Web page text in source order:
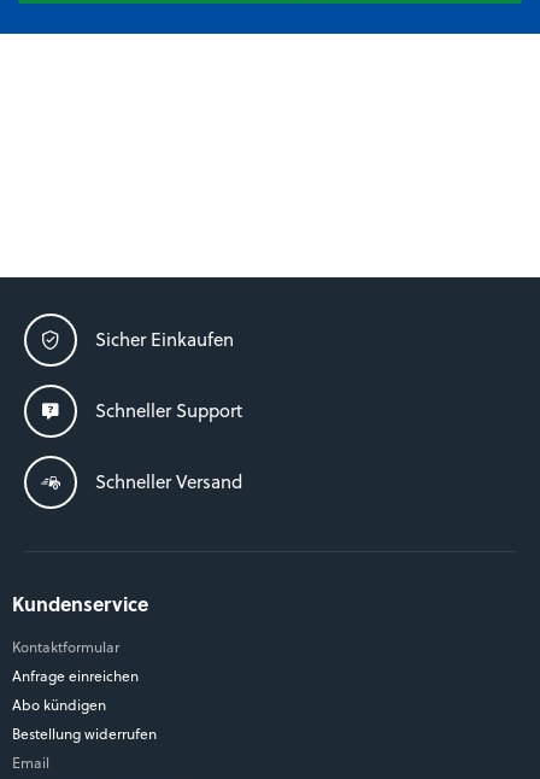
Sicher Einkaufen
Schneller Support
Schneller Versand
Kundenservice
Kontaktformular
Anfrage einreichen
Abo kündigen
Bestellung widerrufen
Email